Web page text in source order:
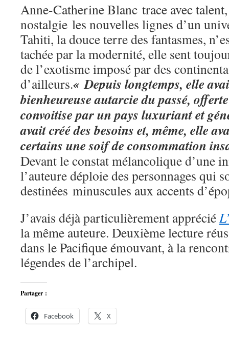
Anne-Catherine Blanc trace avec
nostalgie les nouvelles lignes d’un
Tahiti, la douce terre des fantasmes,
tachée par la modernité, elle sent
de l’exotisme imposé par des
d’ailleurs.« Depuis longtemps, elle
bienheureuse autarcie du passé,
convoitise par un pays luxuriant et
avait créé des besoins et, même, elle
certains une soif de consommation
Devant le constat mélancolique d’une
l’auteure déploie des personnages qui
destinées minuscules aux accents
J’avais déjà particulièrement apprécié
la même auteure. Deuxième lecture
dans le Pacifique émouvant, à la
légendes de l’archipel.
Partager :
Facebook X